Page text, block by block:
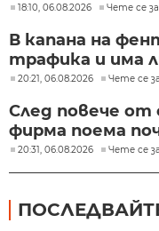
18:10, 06.08.2026 Чете се
В капана на
трафика и има
20:21, 06.08.2026 Чете се
След повече от
фирма поема
20:31, 06.08.2026 Чете се